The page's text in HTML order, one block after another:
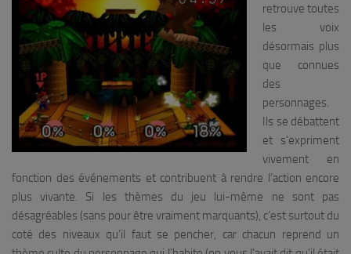
retrouve toutes
les voix
désormais plus
que connues
des
personnages.
Ils se débattent
et s’expriment
vivement en
fonction des événements et contribuent à rendre l’action encore
plus vivante. Si les thèmes du jeu lui-même ne sont pas
désagréables (sans pour être vraiment marquants), c’est surtout du
coté des niveaux qu’il faut se pencher, car chacun reprend un